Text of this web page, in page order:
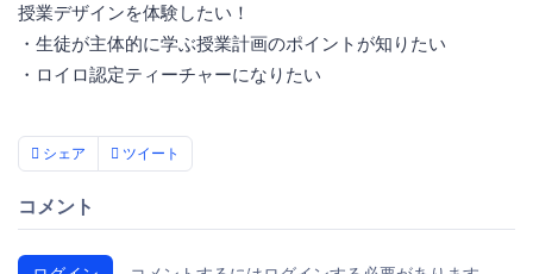
授業デザインを体験したい！
・生徒が主体的に学ぶ授業計画のポイントが知りたい
・ロイロ認定ティーチャーになりたい
シェア ツイート
コメント